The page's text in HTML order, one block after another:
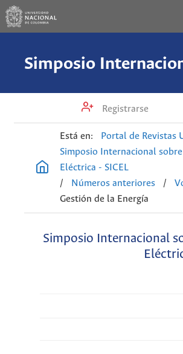
Registrarse
Está en: Portal de Revistas
Simposio Internacional
Eléctrica - SICEL
/
Números anteriores /
Gestión de la Energía
Simposio Internacional